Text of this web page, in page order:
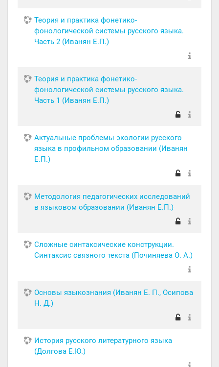
Теория и практика фонетико-
фонологической системы русского языка.
Часть 2 (Иванян Е.П.)
Теория и практика фонетико-
фонологической системы русского языка.
Часть 1 (Иванян Е.П.)
Актуальные проблемы экологии русского
языка в профильном образовании (Иванян
Е.П.)
Методология педагогических исследований
в языковом образовании (Иванян Е.П.)
Сложные синтаксические конструкции.
Синтаксис связного текста (Починяева О. А.)
Основы языкознания (Иванян Е. П., Осипова
Н. Д.)
История русского литературного языка
(Долгова Е.Ю.)